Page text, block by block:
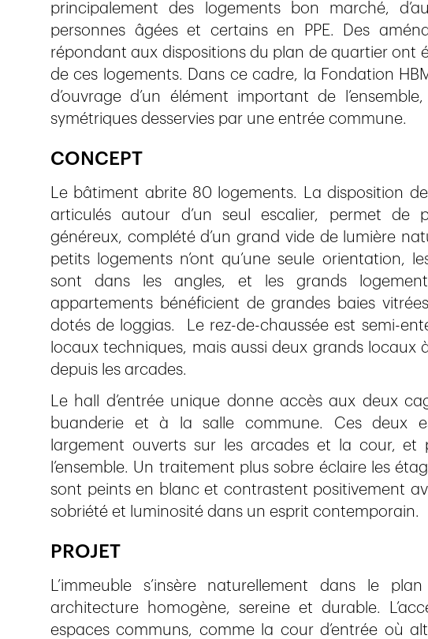
principalement des logements bon marché,
personnes âgées et certains en PPE. Des
répondant aux dispositions du plan de quartier ont
de ces logements. Dans ce cadre, la Fondation
d’ouvrage d’un élément important de
symétriques desservies par une entrée commune.
CONCEPT
Le bâtiment abrite 80 logements. La disposition
articulés autour d’un seul escalier, permet de
généreux, complété d’un grand vide de lumière
petits logements n’ont qu’une seule orientation,
sont dans les angles, et les grands
appartements bénéficient de grandes baies
dotés de loggias. Le rez-de-chaussée est semi-
locaux techniques, mais aussi deux grands locaux
depuis les arcades.
Le hall d’entrée unique donne accès aux deux
buanderie et à la salle commune. Ces deux
largement ouverts sur les arcades et la cour,
l’ensemble. Un traitement plus sobre éclaire les
sont peints en blanc et contrastent positivement
sobriété et luminosité dans un esprit contemporain.
PROJET
L’immeuble s’insère naturellement dans le
architecture homogène, sereine et durable.
espaces communs, comme la cour d’entrée où